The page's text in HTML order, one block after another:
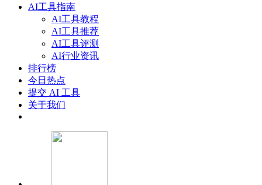
AI工具指南
AI工具教程
AI工具推荐
AI工具评测
AI行业资讯
排行榜
今日热点
提交 AI 工具
关于我们